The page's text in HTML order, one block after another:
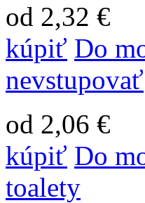
od 2,32 €
kúpiť Do
nevstupovať
od 2,06 €
kúpiť Do
toalety